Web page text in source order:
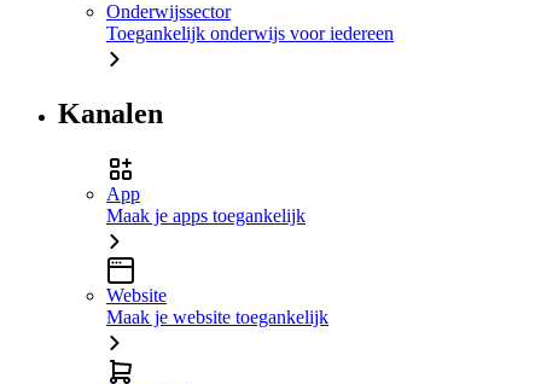
Onderwijssector
Toegankelijk onderwijs voor iedereen
Kanalen
App
Maak je apps toegankelijk
Website
Maak je website toegankelijk